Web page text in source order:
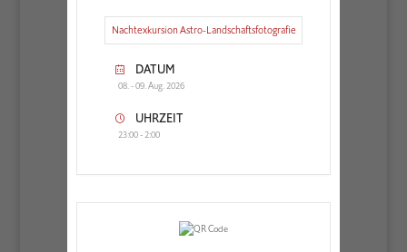
Nachtexkursion Astro-Landschaftsfotografie
DATUM
08. - 09. Aug. 2026
UHRZEIT
23:00 - 2:00